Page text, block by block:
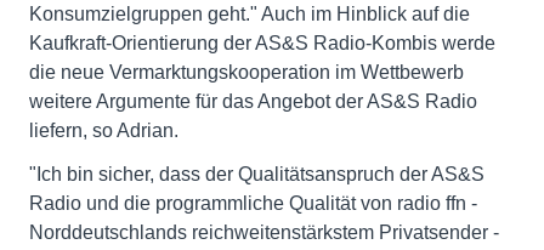
Konsumzielgruppen geht." Auch im Hinblick auf die
Kaufkraft-Orientierung der AS&S Radio-Kombis werde
die neue Vermarktungskooperation im Wettbewerb
weitere Argumente für das Angebot der AS&S Radio
liefern, so Adrian.
"Ich bin sicher, dass der Qualitätsanspruch der AS&S
Radio und die programmliche Qualität von radio ffn -
Norddeutschlands reichweitenstärkstem Privatsender -